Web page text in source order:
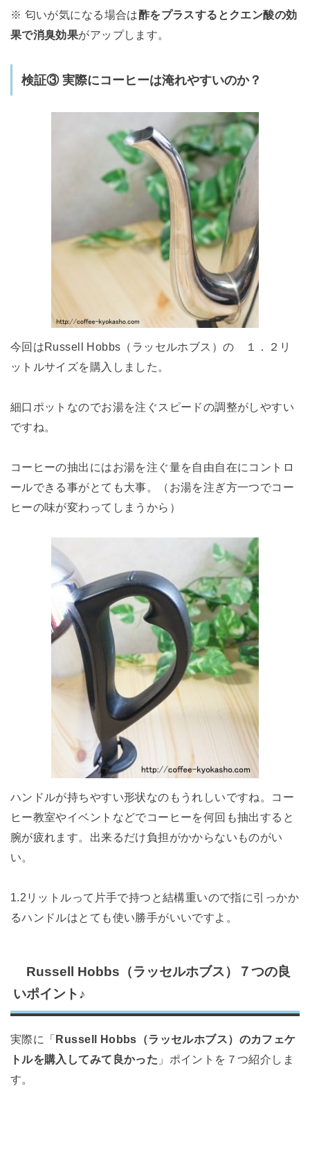
※ 匂いが気になる場合は酢をプラスするとクエン酸の効
果で消臭効果がアップします。
検証③ 実際にコーヒーは淹れやすいのか？
今回はRussell Hobbs（ラッセルホブス）の １．２リ
ットルサイズを購入しました。
細口ポットなのでお湯を注ぐスピードの調整がしやすい
ですね。
コーヒーの抽出にはお湯を注ぐ量を自由自在にコントロ
ールできる事がとても大事。（お湯を注ぎ方一つでコー
ヒーの味が変わってしまうから）
ハンドルが持ちやすい形状なのもうれしいですね。コー
ヒー教室やイベントなどでコーヒーを何回も抽出すると
腕が疲れます。出来るだけ負担がかからないものがい
い。
1.2リットルって片手で持つと結構重いので指に引っかか
るハンドルはとても使い勝手がいいですよ。
Russell Hobbs（ラッセルホブス）７つの良
いポイント♪
実際に「Russell Hobbs（ラッセルホブス）のカフェケ
トルを購入してみて良かった 」ポイントを７つ紹介しま
す。